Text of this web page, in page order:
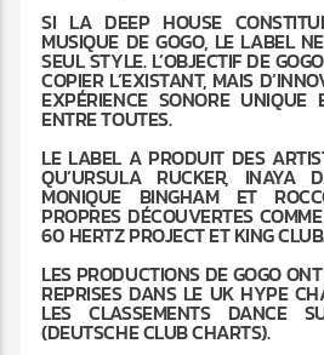
SI LA DEEP HOUSE
MUSIQUE DE GOGO, LE LABEL
SEUL STYLE. L’OBJECTIF DE
COPIER L’EXISTANT, MAIS
EXPÉRIENCE SONORE UNIQUE
ENTRE TOUTES.
LE LABEL A PRODUIT DES
QU’URSULA RUCKER, INAYA
MONIQUE BINGHAM ET
PROPRES DÉCOUVERTES
60 HERTZ PROJECT ET KING
LES PRODUCTIONS DE GOGO
REPRISES DANS LE UK HYPE
LES CLASSEMENTS DANCE
(DEUTSCHE CLUB CHARTS).